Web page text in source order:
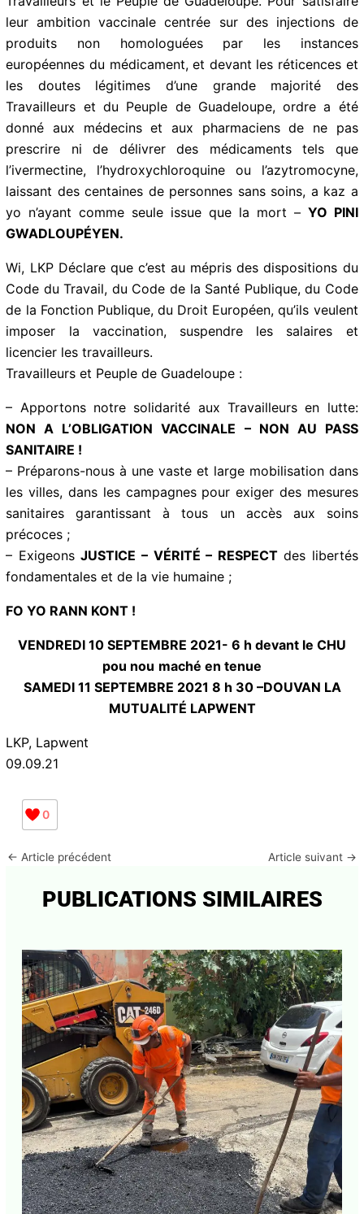
Wi, LKP Affirme qu’il y a eu une volonté de punir les
Travailleurs et le Peuple de Guadeloupe. Pour satisfaire
leur ambition vaccinale centrée sur des injections de
produits non homologuées par les instances
européennes du médicament, et devant les réticences
et les doutes légitimes d’une grande majorité des
Travailleurs et du Peuple de Guadeloupe, ordre a été
donné aux médecins et aux pharmaciens de ne pas
prescrire ni de délivrer des médicaments tels que
l’ivermectine, l’hydroxychloroquine ou l’azytromocyne,
laissant des centaines de personnes sans soins, a kaz
GWADLOUPÉYEN.
Wi, LKP Déclare que c’est au mépris des dispositions
du Code du Travail, du Code de la Santé Publique, du
Code de la Fonction Publique, du Droit Européen, qu’ils
veulent imposer la vaccination, suspendre les salaires
Travailleurs et Peuple de Guadeloupe :
– Apportons notre solidarité aux Travailleurs en lutte:
NON A L’OBLIGATION VACCINALE – NON AU PASS
SANITAIRE !
– Préparons-nous à une vaste et large mobilisation
dans les villes, dans les campagnes pour exiger des
mesures sanitaires garantissant à tous un accès aux
soins précoces ;
fondamentales et de la vie humaine ;
FO YO RANN KONT !
VENDREDI 10 SEPTEMBRE 2021- 6 h devant le CHU
pou nou maché en tenue
09.09.21
0
Article précédent Article suivant